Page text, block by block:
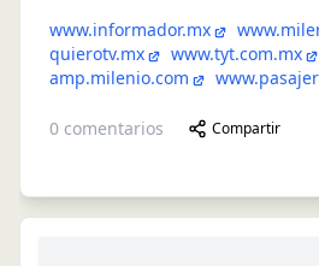
www.informador.mx
quierotv.mx
www.tyt.com.mx
amp.milenio.com
0 comentarios Compartir